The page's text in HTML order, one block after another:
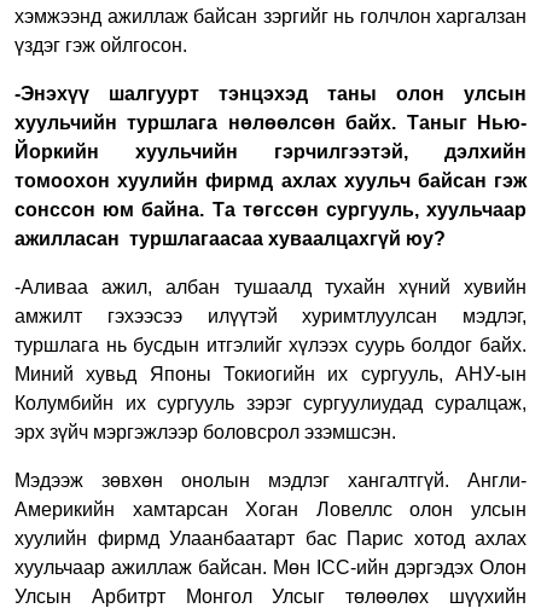
хэмжээнд ажиллаж байсан зэргийг нь голчлон харгалзан
үздэг гэж ойлгосон.
-Энэхүү шалгуурт тэнцэхэд таны олон улсын
хуульчийн туршлага нөлөөлсөн байх. Таныг Нью-
Йоркийн хуульчийн гэрчилгээтэй, дэлхийн
томоохон хуулийн фирмд ахлах хуульч байсан гэж
сонссон юм байна. Та төгссөн сургууль, хуульчаар
ажилласан туршлагаасаа хуваалцахгүй юу?
-Аливаа ажил, албан тушаалд тухайн хүний хувийн
амжилт гэхээсээ илүүтэй хуримтлуулсан мэдлэг,
туршлага нь бусдын итгэлийг хүлээх суурь болдог байх.
Миний хувьд Японы Токиогийн их сургууль, АНУ-ын
Колумбийн их сургууль зэрэг сургуулиудад суралцаж,
эрх зүйч мэргэжлээр боловсрол эзэмшсэн.
Мэдээж зөвхөн онолын мэдлэг хангалтгүй. Англи-
Америкийн хамтарсан Хоган Ловеллс олон улсын
хуулийн фирмд Улаанбаатарт бас Парис хотод ахлах
хуульчаар ажиллаж байсан. Мөн ICC-ийн дэргэдэх Олон
Улсын Арбитрт Монгол Улсыг төлөөлөх шүүхийн